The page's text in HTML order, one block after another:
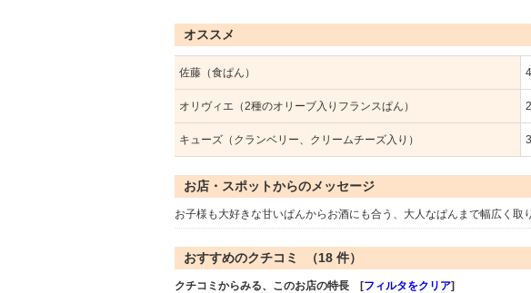
オススメ
佐藤（食ぱん）
オリヴィエ（2種のオリーブ入りフランスぱん）
キューズ（クランベリー、クリームチーズ入り）
お店・スポットからのメッセージ
お子様も大好きな甘いぱんからお酒にも合う、大人なぱんまで幅広く取
おすすめのクチコミ （18 件）
クチコミからみる、このお店の特長 [フィルタをクリア]